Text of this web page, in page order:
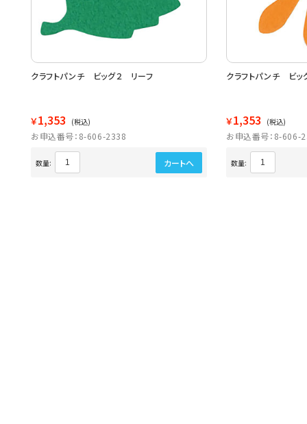
クラフトパンチ ビッグ２ リーフ
￥1,353 (税込)
お申込番号：8-606-2338
数量: カートへ
クラフトパンチ ビ
￥1,353 (税込)
お申込番号：8-606-
数量: